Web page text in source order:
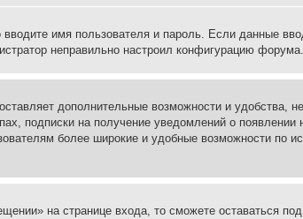
имя пользователя и пароль. Если данные
неправильно настроил конфигурацию
дополнительные возможности и удобства,
подписки на получение уведомлений о
более широкие и удобные возможности
на странице входа, то сможете оставаться